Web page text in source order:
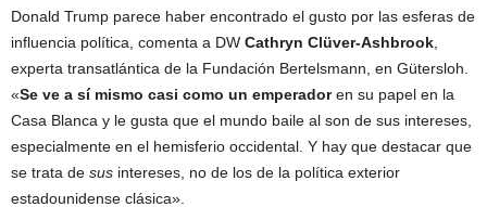
Donald Trump parece haber encontrado el gusto por las esferas de
influencia política, comenta a DW Cathryn Clüver-Ashbrook
experta transatlántica de la Fundación Bertelsmann, en Gütersloh.
«Se ve a sí mismo casi como un emperadoren su papel en la
Casa Blanca y le gusta que el mundo baile al son de sus intereses,
especialmente en el hemisferio occidental. Y hay que destacar que
se trata de sus intereses, no de los de la política exterior
estadounidense clásica».